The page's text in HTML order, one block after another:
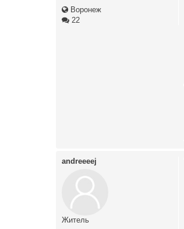
Воронеж
22
andreeeej
Житель